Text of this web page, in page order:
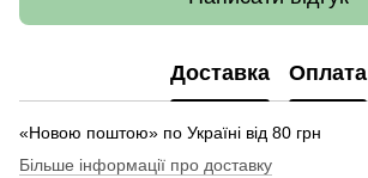
Доставка Оплата
«Новою поштою» по Україні від 80 грн
Більше інформації про доставку